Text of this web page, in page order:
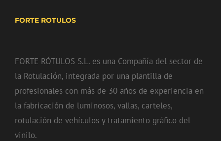
FORTE ROTULOS
FORTE RÓTULOS S.L. es una Compañía del sector de
la Rotulación, integrada por una plantilla de
profesionales con más de 30 años de experiencia en
la fabricación de luminosos, vallas, carteles,
rotulación de vehículos y tratamiento gráfico del
vinilo.